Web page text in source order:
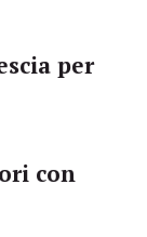
per
con